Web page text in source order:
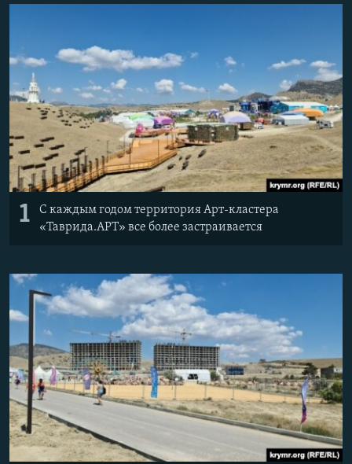
КРЫМ.НЕПОКОРЕННЫЙ
ELIFBE
УКРАИНСКАЯ ПРОБЛЕМА КРЫМА
Все сайты RFE/RL
1
С каждым годом территория Арт-кластера
«Таврида.АРТ» все более застраивается